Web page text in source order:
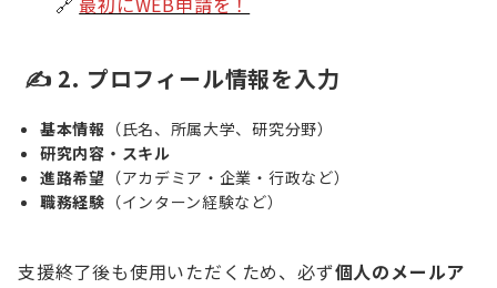
✍️ 2. プロフィール情報を入力
基本情報 （氏名、所属大学、研究分野）
研究内容・スキル
進路希望 （アカデミア・企業・行政など）
職務経験 （インターン経験など）
支援終了後も使用いただくため、必ず個人のメールア